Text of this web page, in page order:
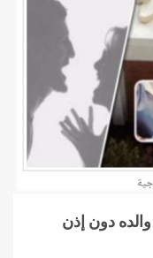
دون إذن